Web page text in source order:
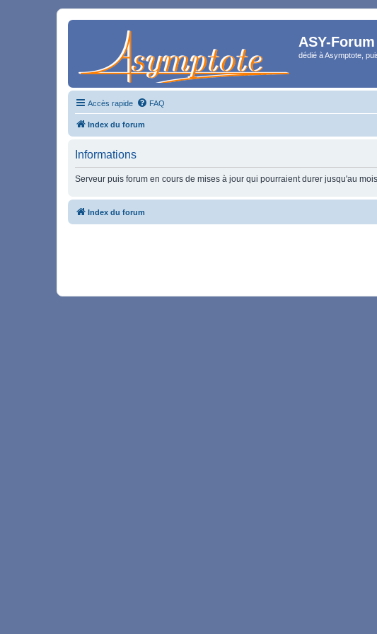
ASY-Forum
dédié à Asymptote,
Accès rapide FAQ
Index du forum
Informations
Serveur puis forum en cours de mises à jour qui pourraient durer jusqu'au
Index du forum